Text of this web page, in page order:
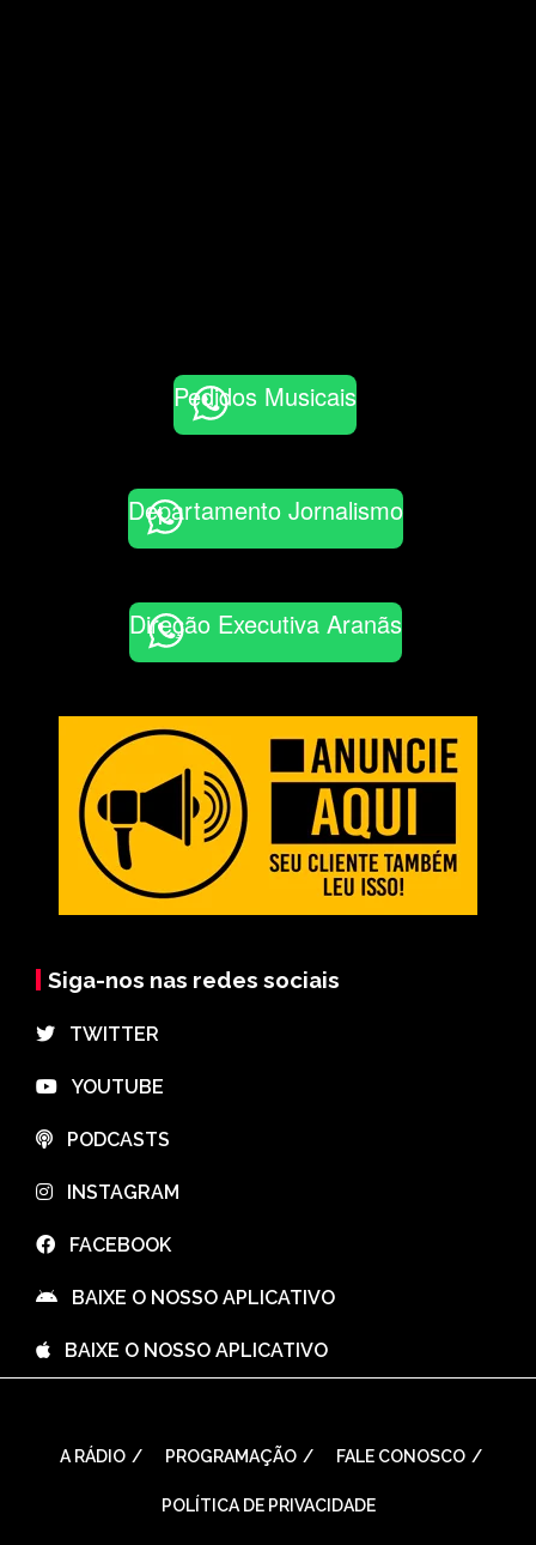
Pedidos Musicais
Departamento Jornalismo
Direção Executiva Aranãs
Siga-nos nas redes sociais
⠀TWITTER
⠀YOUTUBE
⠀PODCASTS
⠀INSTAGRAM
⠀FACEBOOK
⠀BAIXE O NOSSO APLICATIVO
⠀BAIXE O NOSSO APLICATIVO
A RÁDIO PROGRAMAÇÃO FALE CONOSCO
POLÍTICA DE PRIVACIDADE